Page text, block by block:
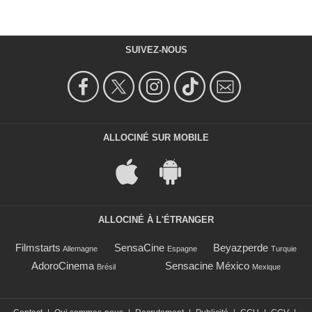
SUIVEZ-NOUS
ALLOCINÉ SUR MOBILE
ALLOCINÉ À L'ÉTRANGER
Filmstarts Allemagne SensaCine Espagne Beyazperde Turquie
AdoroCinema Brésil Sensacine México Mexique